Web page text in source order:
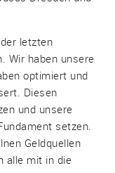
letzten
Wir haben unsere
optimiert und
Diesen
und unsere
setzen.
Geldquellen
alle mit in die